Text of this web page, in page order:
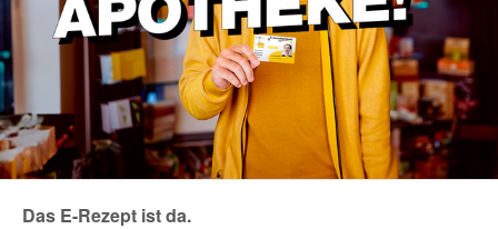
Das E-Rezept ist da.